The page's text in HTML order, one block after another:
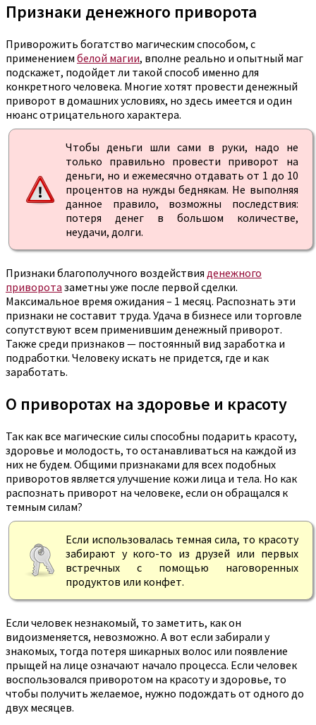
Признаки денежного приворота
Приворожить богатство магическим способом, с
применением белой магии, вполне реально и опытный маг
подскажет, подойдет ли такой способ именно для
конкретного человека. Многие хотят провести денежный
приворот в домашних условиях, но здесь имеется и один
нюанс отрицательного характера.
Чтобы деньги шли сами в руки, надо не
только правильно провести приворот на
деньги, но и ежемесячно отдавать от 1 до 10
процентов на нужды беднякам. Не выполняя
данное правило, возможны последствия:
потеря денег в большом количестве,
неудачи, долги.
Признаки благополучного воздействия денежного
приворота заметны уже после первой сделки.
Максимальное время ожидания – 1 месяц. Распознать эти
признаки не составит труда. Удача в бизнесе или торговле
сопутствуют всем применившим денежный приворот.
Также среди признаков — постоянный вид заработка и
подработки. Человеку искать не придется, где и как
заработать.
О приворотах на здоровье и красоту
Так как все магические силы способны подарить красоту,
здоровье и молодость, то останавливаться на каждой из
них не будем. Общими признаками для всех подобных
приворотов является улучшение кожи лица и тела. Но как
распознать приворот на человеке, если он обращался к
темным силам?
Если использовалась темная сила, то красоту
забирают у кого-то из друзей или первых
встречных с помощью наговоренных
продуктов или конфет.
Если человек незнакомый, то заметить, как он
видоизменяется, невозможно. А вот если забирали у
знакомых, тогда потеря шикарных волос или появление
прыщей на лице означают начало процесса. Если человек
воспользовался приворотом на красоту и здоровье, то
чтобы получить желаемое, нужно подождать от одного до
двух месяцев.